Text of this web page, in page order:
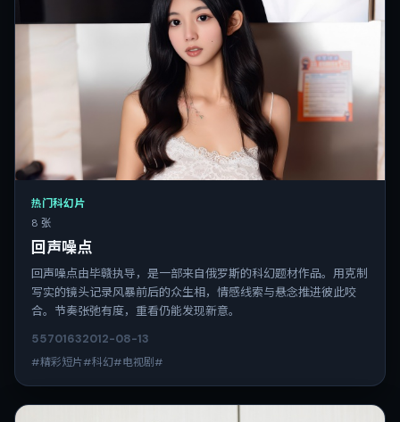
热门科幻片
8 张
回声噪点
回声噪点由毕赣执导，是一部来自俄罗斯的科幻题材作品。用克制
写实的镜头记录风暴前后的众生相，情感线索与悬念推进彼此咬
合。节奏张弛有度，重看仍能发现新意。
55701632012-08-13
#精彩短片#科幻#电视剧#